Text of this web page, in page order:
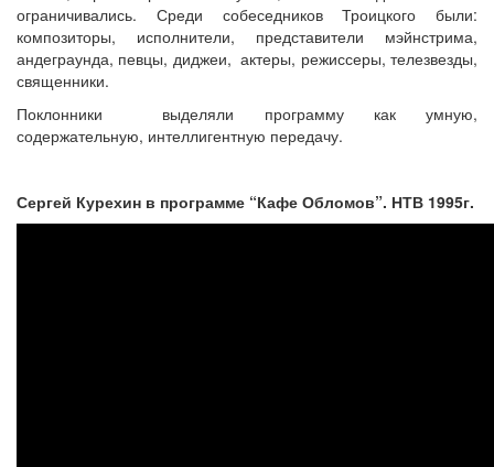
ограничивались. Среди собеседников Троицкого были:
композиторы, исполнители, представители мэйнстрима,
андеграунда, певцы, диджеи, актеры, режиссеры, телезвезды,
священники.
Поклонники выделяли программу как умную,
содержательную, интеллигентную передачу.
Сергей Курехин в программе “Кафе Обломов”. НТВ 1995г.